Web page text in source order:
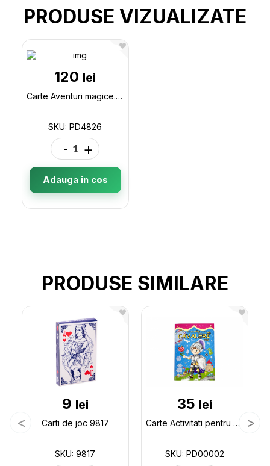
PRODUSE VIZUALIZATE
120 lei
Carte Aventuri magice. Clubul micilor cititori PD4826
SKU: PD4826
- +
Adauga in cos
PRODUSE SIMILARE
9 lei
Carti de joc 9817
SKU: 9817
35 lei
Carte Activitati pentru cavaleri mici PD00002
SKU: PD00002